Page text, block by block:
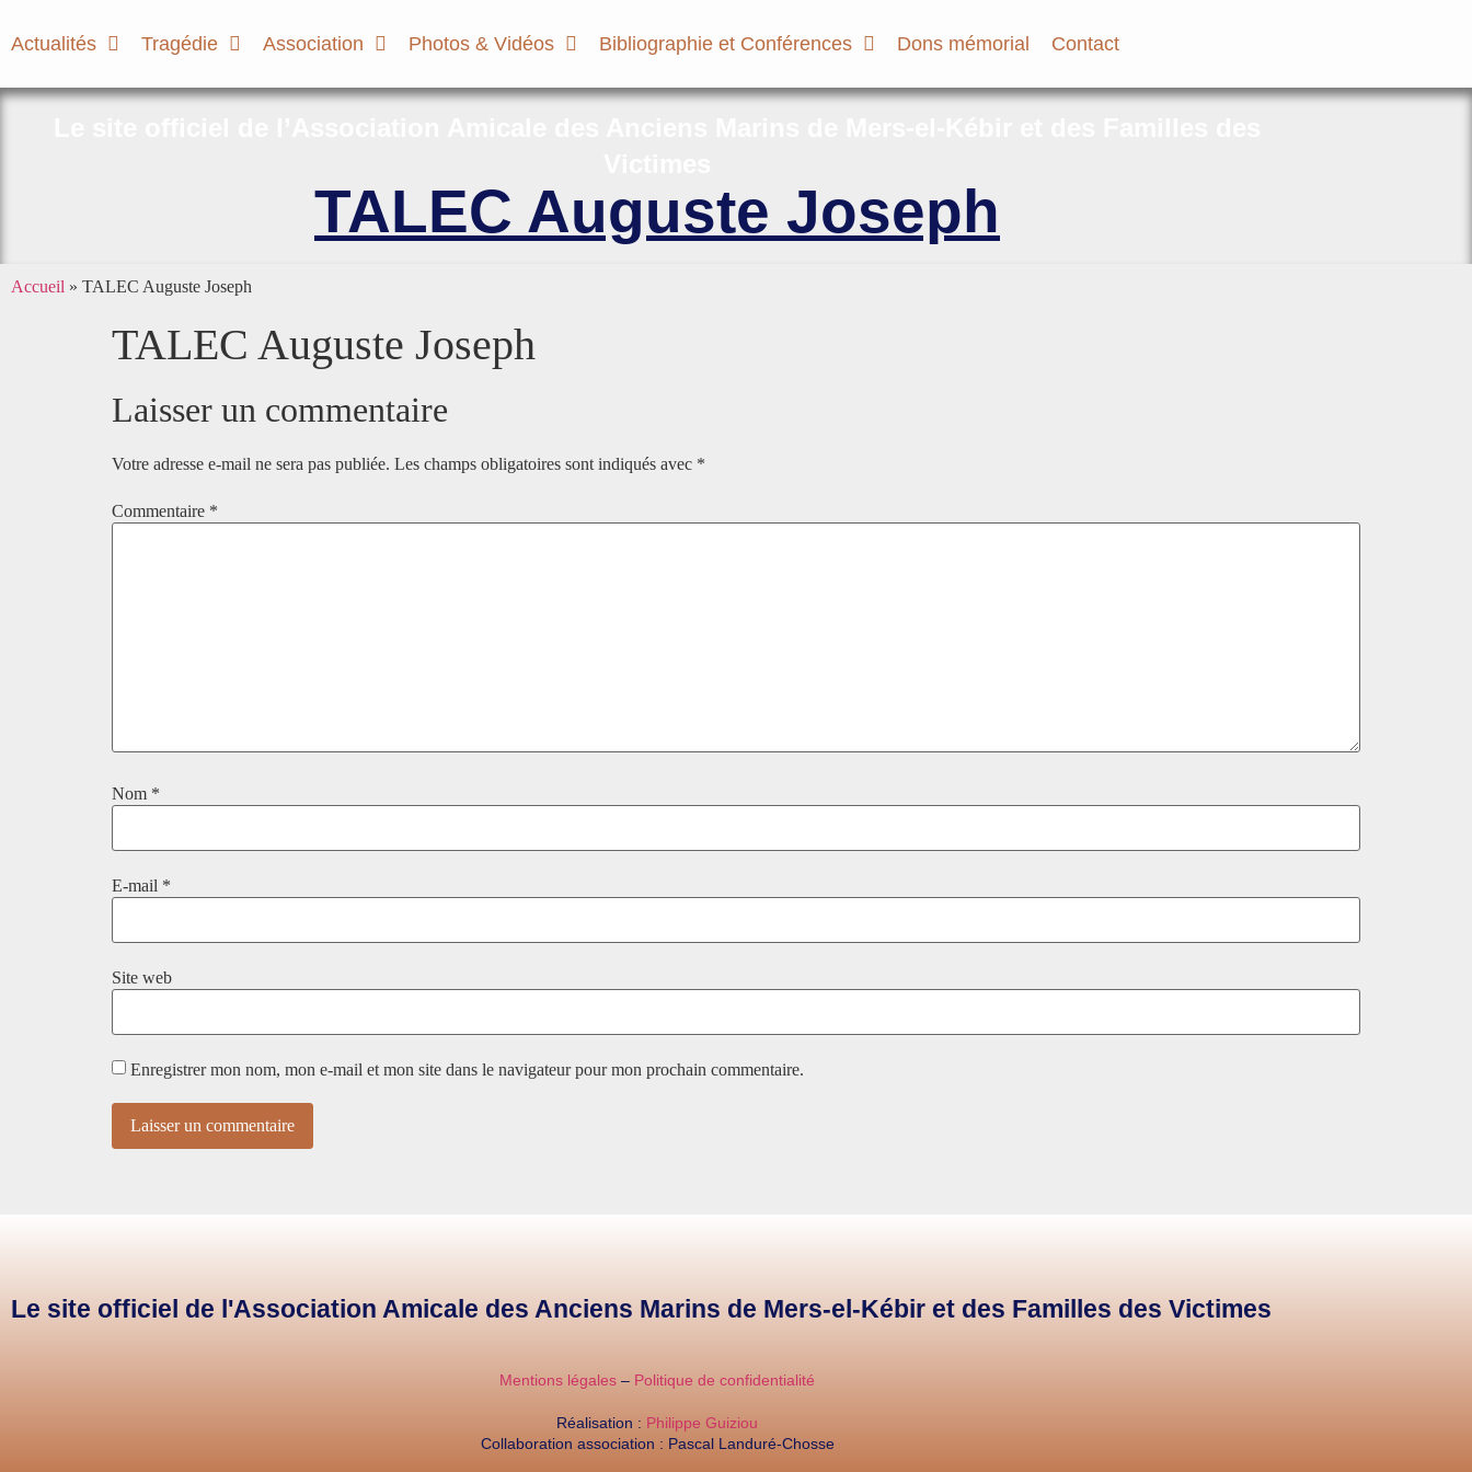
Actualités Tragédie Association Photos & Vidéos Bibliographie et Conférences Dons mémorial Contact
TALEC Auguste Joseph
Accueil » TALEC Auguste Joseph
TALEC Auguste Joseph
Laisser un commentaire
Votre adresse e-mail ne sera pas publiée. Les champs obligatoires sont indiqués avec *
Commentaire *
Nom *
E-mail *
Site web
Enregistrer mon nom, mon e-mail et mon site dans le navigateur pour mon prochain commentaire.
Le site officiel de l'Association Amicale des Anciens Marins de Mers-el-Kébir et des Familles des Victimes
Mentions légales – Politique de confidentialité
Réalisation : Philippe Guiziou
Collaboration association : Pascal Landuré-Chosse